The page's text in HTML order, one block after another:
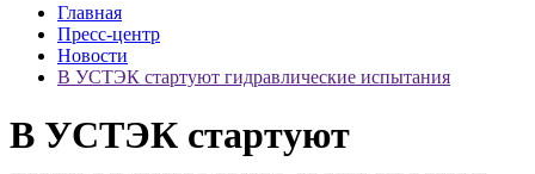
Главная
Пресс-центр
Новости
В УСТЭК стартуют гидравлические испытания
В УСТЭК стартуют